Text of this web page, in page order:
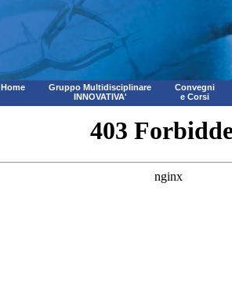
Home
Gruppo Multidisciplinare
INNOVATIVA'
Convegni
e Corsi